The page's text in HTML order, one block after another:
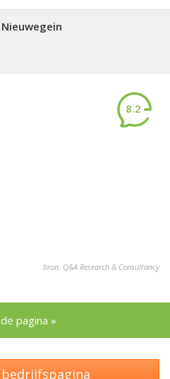
8.2
bron: Q&A Research & Consultancy
pagina »